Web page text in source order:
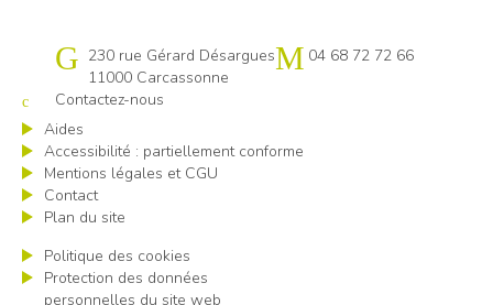
Cap emploi 11
230 rue Gérard Désargues
11000 Carcassonne
04 68 72 72 66
Contactez-nous
Aides
Accessibilité : partiellement conforme
Mentions légales et CGU
Contact
Plan du site
Politique des cookies
Protection des données
personnelles du site web